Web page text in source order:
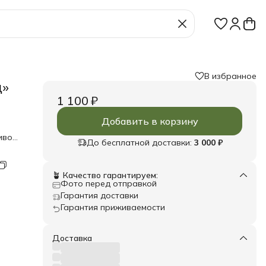
и
В избранное
1 100 ₽
Добавить в корзину
До бесплатной доставки: 3 000 ₽
🪴 Качество гарантируем:
Фото перед отправкой
Гарантия доставки
Гарантия приживаемости
Доставка